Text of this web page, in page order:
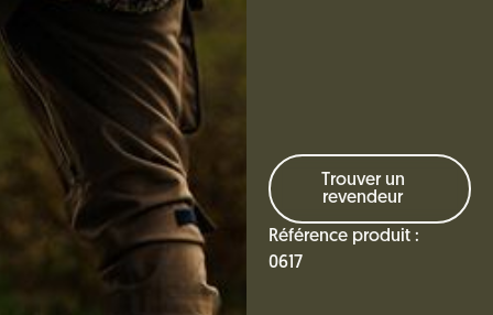
Trouver un
revendeur
Référence produit :
0617